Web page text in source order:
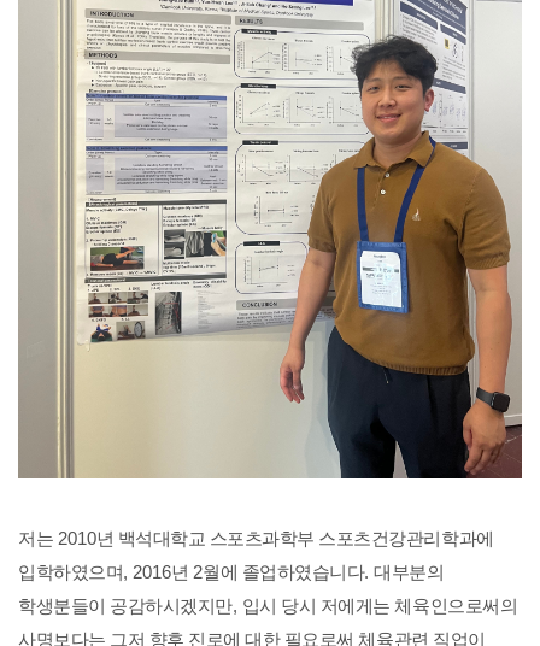
저는 2010년 백석대학교 스포츠과학부 스포츠건강관리학과에
입학하였으며, 2016년 2월에 졸업하였습니다.대부분의
학생분들이 공감하시겠지만, 입시 당시 저에게는 체육인으로써의
사명보다는 그저 향후 진로에 대한 필요로써 체육관련 직업이